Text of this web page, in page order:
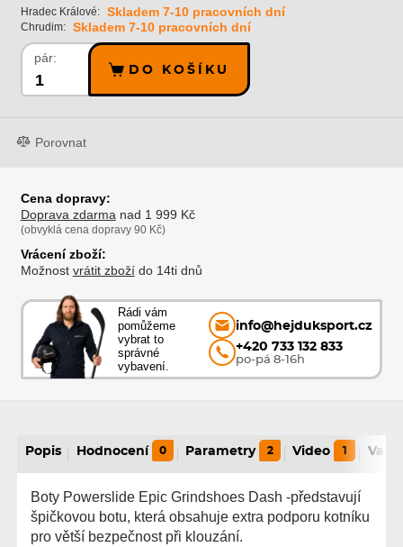
Hradec Králové: Skladem 7-10 pracovních dní
Chrudim: Skladem 7-10 pracovních dní
pár:
DO KOŠÍKU
Porovnat
Cena dopravy:
Doprava zdarma nad 1 999 Kč
(obvyklá cena dopravy 90 Kč)
Vrácení zboží:
Možnost vrátit zbožído 14ti dnů
Rádi vám
pomůžeme
vybrat to
správné
vybavení.
info@hejduksport.cz
+420 733 132 833
po-pá 8-16h
Popis Hodnocení 0 Parametry 2 Video 1
Boty Powerslide Epic Grindshoes Dash -představují
špičkovou botu, která obsahuje extra podporu kotníku
pro větší bezpečnost při klouzání.